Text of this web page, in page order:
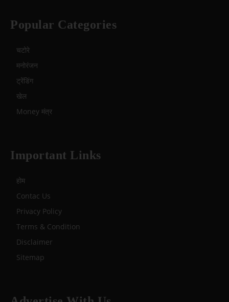
Popular Categories
चटोरे
मनोरंजन
ट्रेंडिंग
खेल
Money मंत्र
Important Links
होम
Contac Us
Privacy Policy
Terms & Condition
Disclaimer
Sitemap